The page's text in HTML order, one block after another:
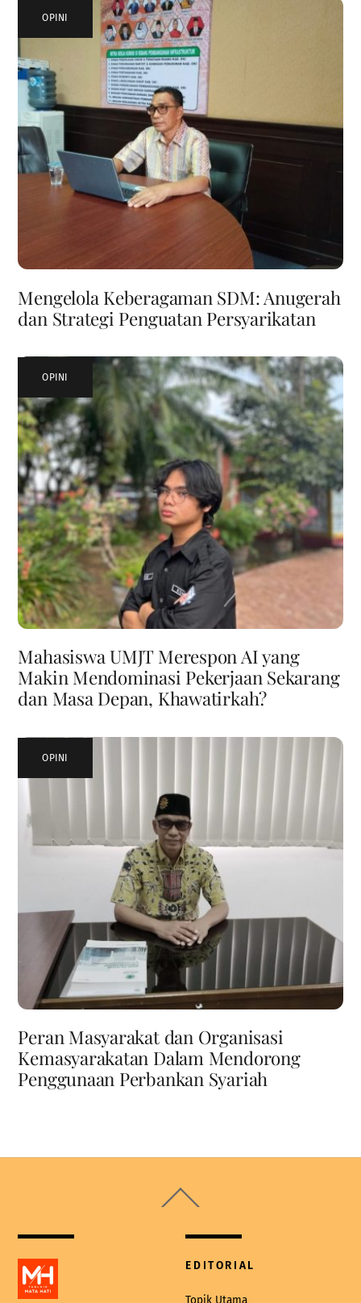
OPINI
Mengelola Keberagaman SDM: Anugerah
dan Strategi Penguatan Persyarikatan
OPINI
Mahasiswa UMJT Merespon AI yang
Makin Mendominasi Pekerjaan Sekarang
dan Masa Depan, Khawatirkah?
OPINI
Peran Masyarakat dan Organisasi
Kemasyarakatan Dalam Mendorong
Penggunaan Perbankan Syariah
To
EDITORIAL